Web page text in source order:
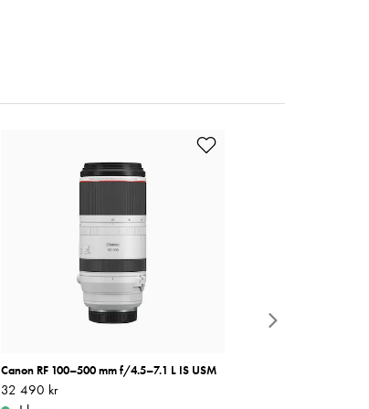
Canon RF 100–500 mm f/4.5–7.1 L IS USM
Pris :32 490 kr
32 490 kr